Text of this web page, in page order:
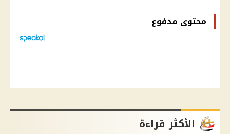
محتوى مدفوع
الأكثر قراءة